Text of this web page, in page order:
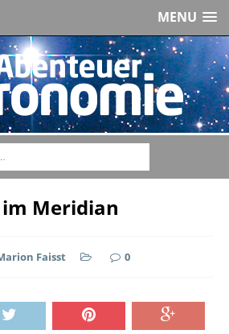
MENU
im Meridian
Faisst 0